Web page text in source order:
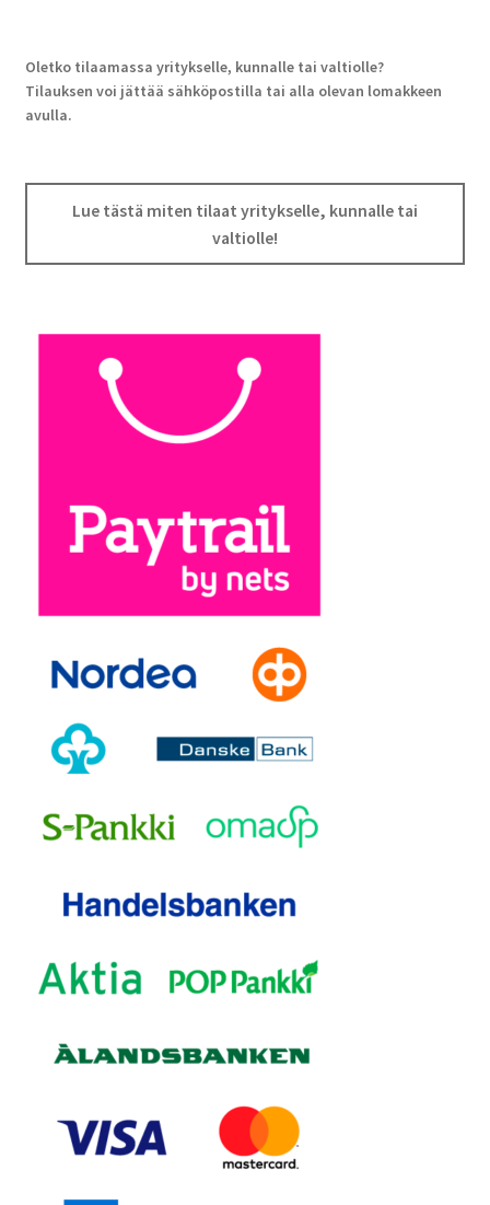
Oletko tilaamassa yritykselle, kunnalle tai valtiolle?
Tilauksen voi jättää sähköpostilla tai alla olevan lomakkeen
avulla.
Lue tästä miten tilaat yritykselle, kunnalle tai
valtiolle!